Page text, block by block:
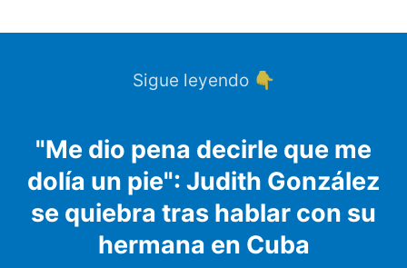
Sigue leyendo 👇